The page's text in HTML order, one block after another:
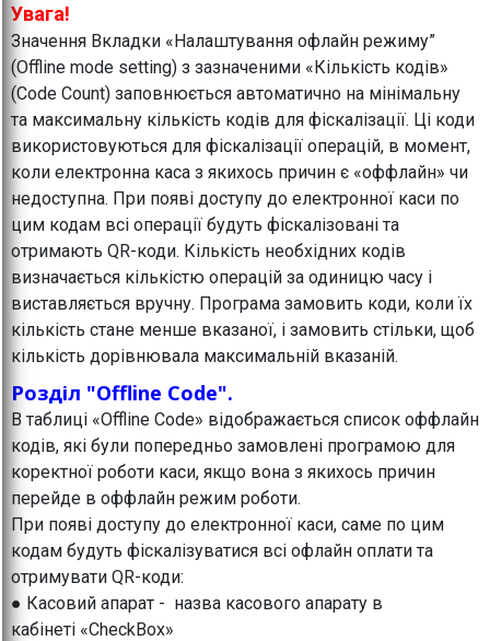
Увага!
Значення Вкладки «Налаштування офлайн режиму”
(Offline mode setting) з зазначеними «Кількість кодів»
(Code Count) заповнюється автоматично на мінімальну
та максимальну кількість кодів для фіскалізації. Ці коди
використовуються для фіскалізації операцій, в момент,
коли електронна каса з якихось причин є «оффлайн» чи
недоступна. При появі доступу до електронної каси по
цим кодам всі операції будуть фіскалізовані та
отримають QR-коди. Кількість необхідних кодів
визначається кількістю операцій за одиницю часу і
виставляється вручну. Програма замовить коди, коли їх
кількість стане менше вказаної, і замовить стільки, щоб
кількість дорівнювала максимальній вказаній.
Розділ "Offline Code".
В таблиці «Offline Code» відображається список оффлайн
кодів, які були попередньо замовлені програмою для
коректної роботи каси, якщо вона з якихось причин
перейде в оффлайн режим роботи.
При появі доступу до електронної каси, саме по цим
кодам будуть фіскалізуватися всі офлайн оплати та
отримувати QR-коди:
● Касовий апарат - назва касового апарату в
кабінеті «CheckBox»